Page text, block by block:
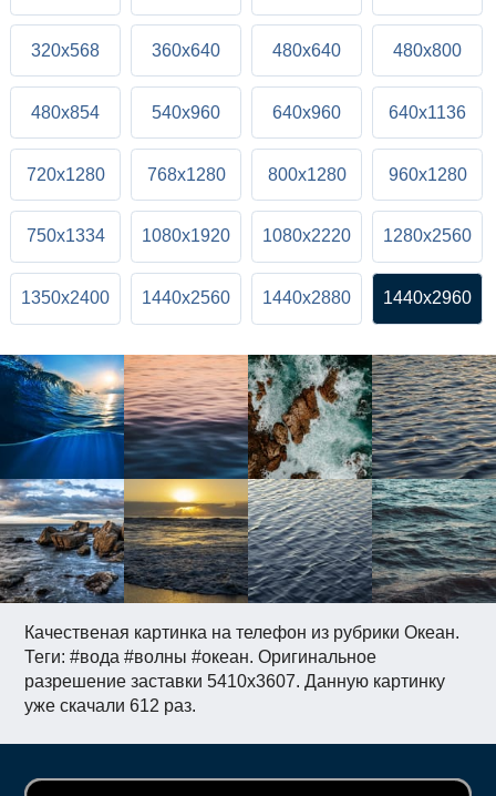
Качественая картинка на телефон из рубрики Океан.
Теги: #вода #волны #океан. Оригинальное
разрешение заставки 5410x3607. Данную картинку
уже скачали 612 раз.
320x568 360x640 480x640 480x800
480x854 540x960 640x960 640x1136
720x1280 768x1280 800x1280 960x1280
750x1334 1080x1920 1080x2220 1280x2560
1350x2400 1440x2560 1440x2880 1440x2960